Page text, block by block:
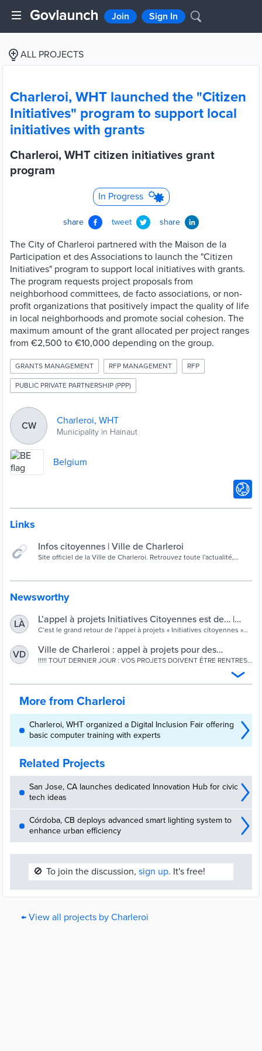
Join Sign In
ALL PROJECTS
Charleroi, WHT launched the "Citizen
Initiatives" program to support local
initiatives with grants
Charleroi, WHT citizen initiatives grant
program
In Progress
share tweet share
The City of Charleroi partnered with the Maison de la
Participation et des Associations to launch the "Citizen
Initiatives" program to support local initiatives with grants.
The program requests project proposals from
neighborhood committees, de facto associations, or non-
profit organizations that positively impact the quality of life
in local neighborhoods and promote social cohesion. The
maximum amount of the grant allocated per project ranges
from €2,500 to €10,000 depending on the group.
GRANTS MANAGEMENT RFP MANAGEMENT RFP
PUBLIC PRIVATE PARTNERSHIP (PPP)
CW Charleroi, WHT
Municipality in Hainaut
Belgium
Links
Infos citoyennes | Ville de Charleroi
Site officiel de la Ville de Charleroi. Retrouvez toute l'actualité,
Newsworthy
LÀ
L’appel à projets Initiatives Citoyennes est de… |
Ville de Charleroi
C’est le grand retour de l’appel à projets « Initiatives citoyennes »
Associations.
VD
Ville de Charleroi : appel à projets pour des
initiatives citoyennes - La Maison de la
!!!!! TOUT DERNIER JOUR : VOS PROJETS DOIVENT ÊTRE RENTRES
la Ville de Charleroi a décidé de lancer un nouvel appel à projets
« Initiatives citoyennes », le sixième en six ans. Dans le cadre de cet
appel à projets, des groupes de citoyens peuvent se mobiliser et
[…]
More from Charleroi
Charleroi, WHT organized a Digital Inclusion Fair offering
basic computer training with experts
Related Projects
San Jose, CA launches dedicated Innovation Hub for civic
tech ideas
Córdoba, CB deploys advanced smart lighting system to
enhance urban efficiency
🚫 To join the discussion, sign up. It's free!
← View all projects by Charleroi